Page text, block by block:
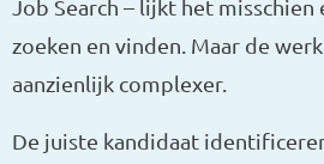
Job Search – lijkt het misschien
zoeken en vinden. Maar de
aanzienlijk complexer.
De juiste kandidaat